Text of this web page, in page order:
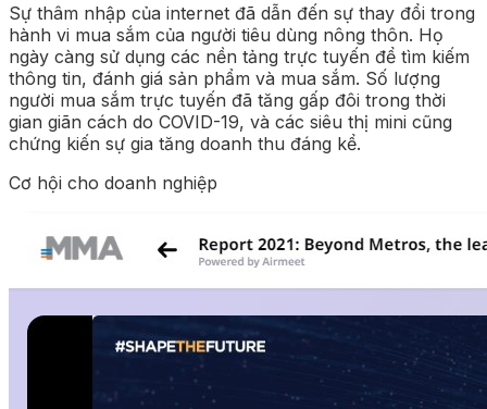
Sự thâm nhập của internet đã dẫn đến sự thay đổi trong
hành vi mua sắm của người tiêu dùng nông thôn. Họ
ngày càng sử dụng các nền tảng trực tuyến để tìm kiếm
thông tin, đánh giá sản phẩm và mua sắm. Số lượng
người mua sắm trực tuyến đã tăng gấp đôi trong thời
gian giãn cách do COVID-19, và các siêu thị mini cũng
chứng kiến sự gia tăng doanh thu đáng kể.
Cơ hội cho doanh nghiệp